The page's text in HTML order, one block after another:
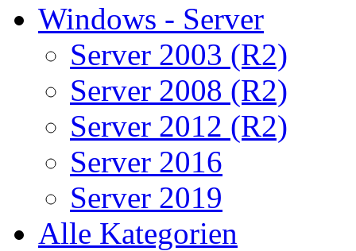
Windows - Server
Server 2003 (R2)
Server 2008 (R2)
Server 2012 (R2)
Server 2016
Server 2019
Alle Kategorien